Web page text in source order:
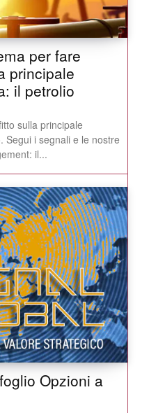
per fare
principale
il petrolio
sulla principale
Segui i segnali e le nostre
il...
Opzioni a